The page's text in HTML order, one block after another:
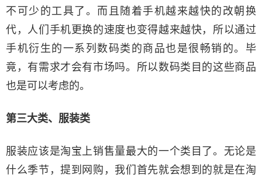
不可少的工具了。而且随着手机越来越快的改朝换
代，人们手机更换的速度也变得越来越快，所以通过
手机衍生的一系列数码类的商品也是很畅销的。毕
竟，有需求才会有市场吗。所以数码类目的这些商品
也是可以考虑的。
第三大类、服装类
服装应该是淘宝上销售量最大的一个类目了。无论是
什么季节，提到网购，我们首先就会想到的就是在淘